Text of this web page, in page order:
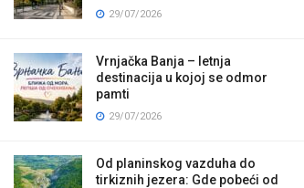
29/07/2026
Vrnjačka Banja – letnja
destinacija u kojoj se odmor
pamti
29/07/2026
Od planinskog vazduha do
tirkiznih jezera: Gde pobeći od